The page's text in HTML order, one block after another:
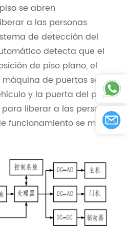
se abren
a las personas
de detección del
detecta que el
de piso plano, el
de puertas se
y la puerta del piso se
liberar a las personas
funcionamiento se muestra